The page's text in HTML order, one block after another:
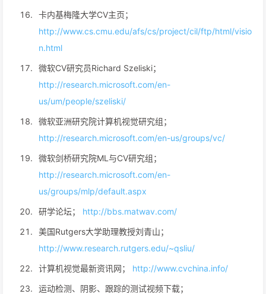
卡内基梅隆大学CV主页；
http://www.cs.cmu.edu/afs/cs/project/cil/ftp/html/visio
n.html
微软CV研究员Richard Szeliski；
http://research.microsoft.com/en-
us/um/people/szeliski/
微软亚洲研究院计算机视觉研究组；
http://research.microsoft.com/en-us/groups/vc/
微软剑桥研究院ML与CV研究组；
http://research.microsoft.com/en-
us/groups/mlp/default.aspx
研学论坛； http://bbs.matwav.com/
美国Rutgers大学助理教授刘青山；
http://www.research.rutgers.edu/~qsliu/
计算机视觉最新资讯网； http://www.cvchina.info/
运动检测、阴影、跟踪的测试视频下载；